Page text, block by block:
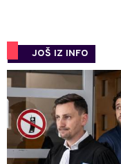
JOŠ IZ INFO